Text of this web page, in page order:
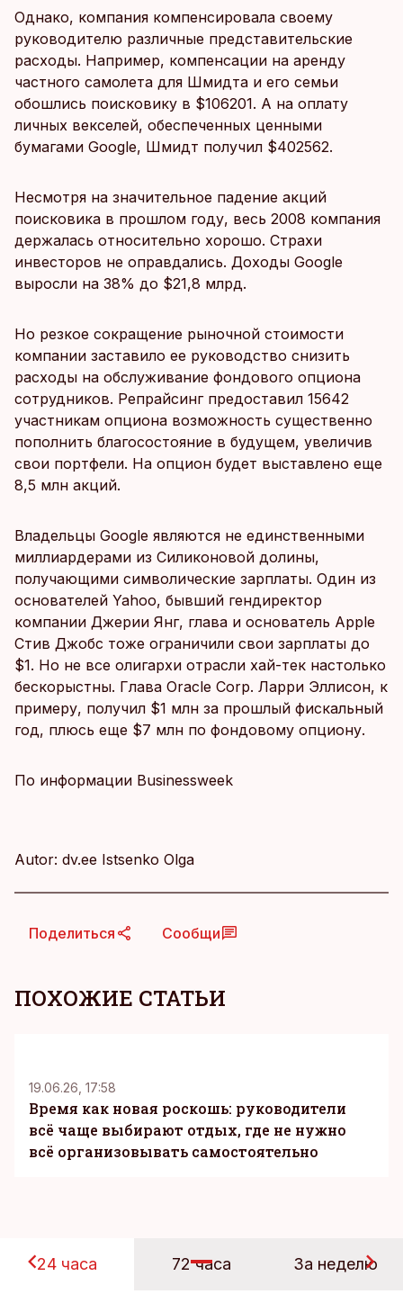
Однако, компания компенсировала своему
руководителю различные представительские
расходы. Например, компенсации на аренду
частного самолета для Шмидта и его семьи
обошлись поисковику в $106201. А на оплату
личных векселей, обеспеченных ценными
бумагами Google, Шмидт получил $402562.
Несмотря на значительное падение акций
поисковика в прошлом году, весь 2008 компания
держалась относительно хорошо. Страхи
инвесторов не оправдались. Доходы Google
выросли на 38% до $21,8 млрд.
Но резкое сокращение рыночной стоимости
компании заставило ее руководство снизить
расходы на обслуживание фондового опциона
сотрудников. Репрайсинг предоставил 15642
участникам опциона возможность существенно
пополнить благосостояние в будущем, увеличив
свои портфели. На опцион будет выставлено еще
8,5 млн акций.
Владельцы Google являются не единственными
миллиардерами из Силиконовой долины,
получающими символические зарплаты. Один из
основателей Yahoo, бывший гендиректор
компании Джерии Янг, глава и основатель Apple
Стив Джобс тоже ограничили свои зарплаты до
$1. Но не все олигархи отрасли хай-тек настолько
бескорыстны. Глава Oracle Corp. Ларри Эллисон, к
примеру, получил $1 млн за прошлый фискальный
год, плюсь еще $7 млн по фондовому опциону.
По информации Businessweek
Autor: dv.ee Istsenko Olga
Поделиться Сообщи
ПОХОЖИЕ СТАТЬИ
19.06.26, 17:58
Время как новая роскошь: руководители
всё чаще выбирают отдых, где не нужно
всё организовывать самостоятельно
24 часа 72 часа За неделю